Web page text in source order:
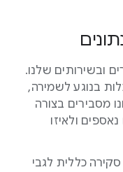
ובשירותים שלנו.
בנוגע לשמירה,
מסבירים בצורה
ולאיזו
כללית לגבי